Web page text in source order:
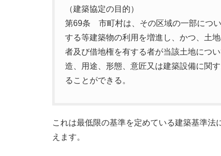
（建築協定の目的）
第69条 市町村は、その区域の一部につ
する等建築物の利用を増進し、かつ、土
者及び借地権を有する者が当該土地につ
造、用途、形態、意匠又は建築設備に関
ることができる。
これは最低限の基準を定めている建築基準
えます。